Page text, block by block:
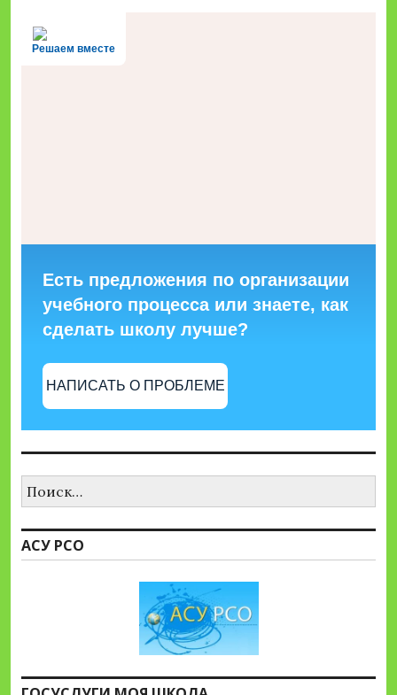
Решаем вместе
Есть предложения по организации
учебного процесса или знаете, как
сделать школу лучше?
НАПИСАТЬ О ПРОБЛЕМЕ
АСУ РСО